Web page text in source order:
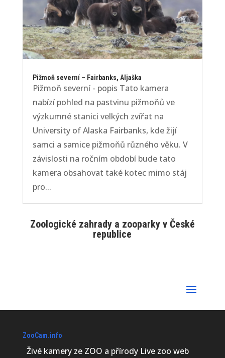
Pižmoň severní – Fairbanks, Aljaška
Pižmoň severní - popis Tato kamera
nabízí pohled na pastvinu pižmoňů ve
výzkumné stanici velkých zvířat na
University of Alaska Fairbanks, kde žijí
samci a samice pižmoňů různého věku. V
závislosti na ročním období bude tato
kamera obsahovat také kotec mimo stáj
pro...
Zoologické zahrady a zooparky v České
republice
ZooCam.info
Živé kamery ze ZOO a přírody Live zoo web